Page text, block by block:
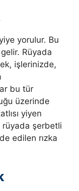
yorulur. Bu
Rüyada
işlerinizde,
bu tür
üzerinde
yiyen
şerbetli
edilen rızka